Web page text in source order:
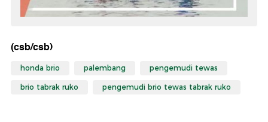
(csb/csb)
honda brio palembang pengemudi tewas
brio tabrak ruko pengemudi brio tewas tabrak ruko